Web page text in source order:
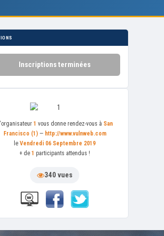
Inscriptions terminées
1 vous donne rendez-vous à San
Francisco (1)— http://www.vulnweb.com
le Vendredi 06 Septembre 2019
+ de 1 participants attendus !
340 vues